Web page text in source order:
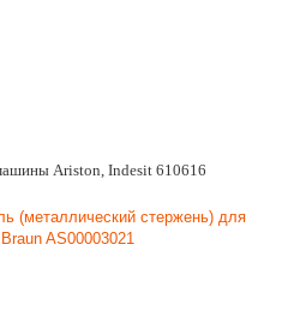
Ariston, Indesit 610616